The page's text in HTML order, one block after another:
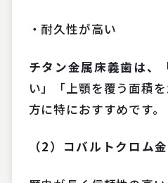
・耐久性が高い
チタン金属床義歯は、
い」「上顎を覆う面積
方に特におすすめです。
（2）コバルトクロム